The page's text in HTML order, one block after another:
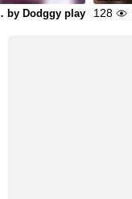
128
play